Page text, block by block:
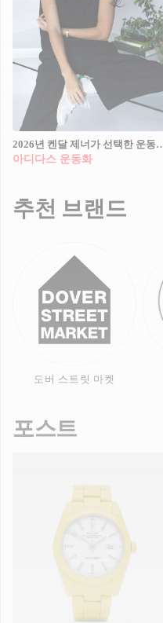
2026년 켄달 제너
아디다스 운동화
추천 브랜드
도버 스트릿 마켓
포스트